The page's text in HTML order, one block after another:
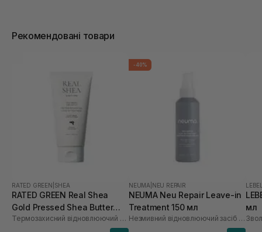
Рекомендовані товари
RATED GREEN SHEA
RATED GREEN Real Shea
Gold Pressed Shea Butter
Leave-in Treatment 150 мл Термозахисний відновлюючий крем для волосся з маслом ши
-40%
NEUMA NEU REPAIR
NEUMA Neu Repair Leave-in
Treatment 150 мл
Незмивний відновлюючий засіб для волосся
мл